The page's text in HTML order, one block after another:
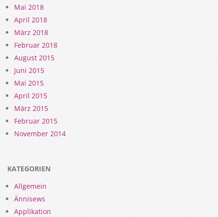
Mai 2018
April 2018
März 2018
Februar 2018
August 2015
Juni 2015
Mai 2015
April 2015
März 2015
Februar 2015
November 2014
KATEGORIEN
Allgemein
Ännisews
Applikation